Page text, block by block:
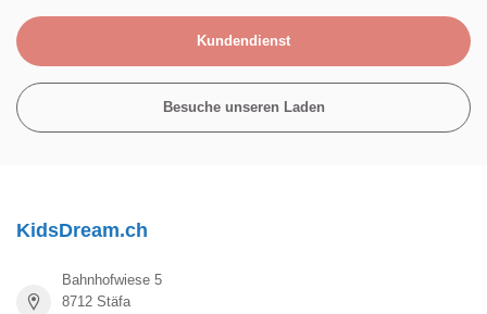
Kundendienst
Besuche unseren Laden
KidsDream.ch
Bahnhofwiese 5
8712 Stäfa